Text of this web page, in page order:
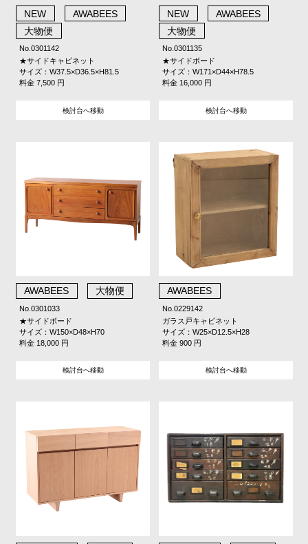
NEW
AWABEES
大物便
No.0301142
★サイドキャビネット
サイズ：W37.5×D36.5×H81.5
料金 7,500 円
検討台へ移動
NEW
AWABEES
大物便
No.0301135
★サイドボード
サイズ：W171×D44×H78.5
料金 16,000 円
検討台へ移動
AWABEES 大物便
No.0301033
★サイドボード
サイズ：W150×D48×H70
料金 18,000 円
検討台へ移動
AWABEES
No.0229142
ガラス戸キャビネット
サイズ：W25×D12.5×H28
料金 900 円
検討台へ移動